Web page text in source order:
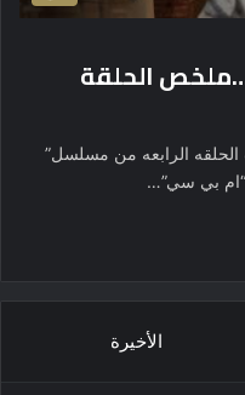
الحلقة
الرابعه من مسلسل”
بي سي”…
الأخيرة